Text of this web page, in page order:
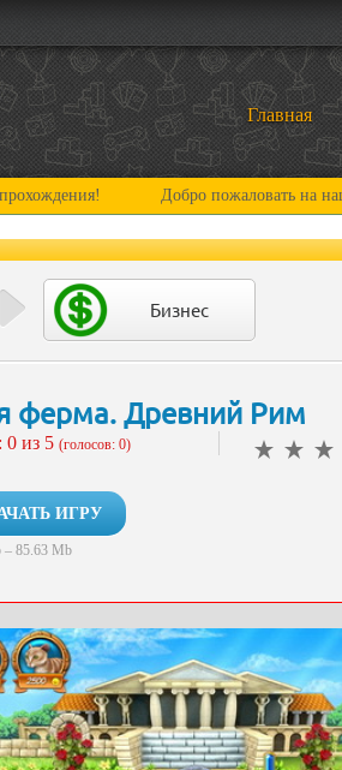
Главная
Добро пожаловать на наш сайт!
Бизнес
ферма. Древний Рим
0 из 5 (голосов: 0)
ИГРУ
– 85.63 Mb